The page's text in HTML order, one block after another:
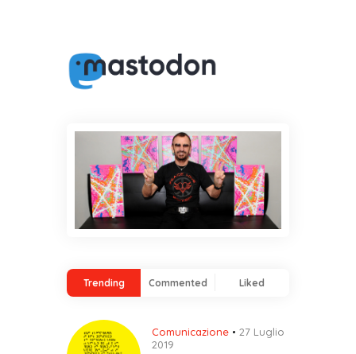
Trending Commented Liked
Comunicazione
27 Luglio
2019